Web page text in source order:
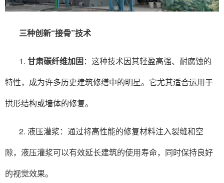
三种创新“接骨”技术
1. 甘肃碳纤维加固：这种技术因其轻盈高强、耐腐蚀的
特性，成为许多历史建筑修缮中的明星。它尤其适合运用于
拱形结构或墙体的修复。
2. 液压灌浆：通过将高性能的修复材料注入裂缝和空
隙，液压灌浆可以有效延长建筑的使用寿命，同时保持良好
的视觉效果。